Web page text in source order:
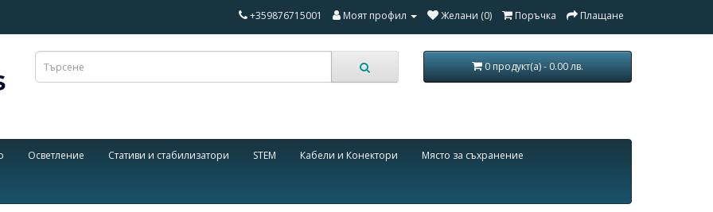
+359876715001 Моят профил Желани (0) Поръчка Плащане
0 продукт(а) - 0.00 лв.
Осветление Стативи и стабилизатори STEM Кабели и Конектори Място за съхранение